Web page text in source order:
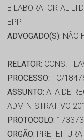
E LABORATORIAL
EPP
ADVOGADO(S): NÃO
RELATOR: CONS.
PROCESSO: TC/
ASSUNTO: ATA DE
ADMINISTRATIVO
PROTOCOLO:
ORGÃO: